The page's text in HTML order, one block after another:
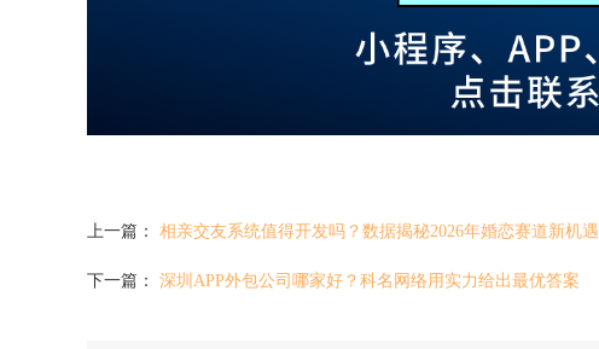
上一篇： 相亲交友系统值得开发吗？数据揭秘2026年婚恋赛道新机遇
下一篇： 深圳APP外包公司哪家好？科名网络用实力给出最优答案